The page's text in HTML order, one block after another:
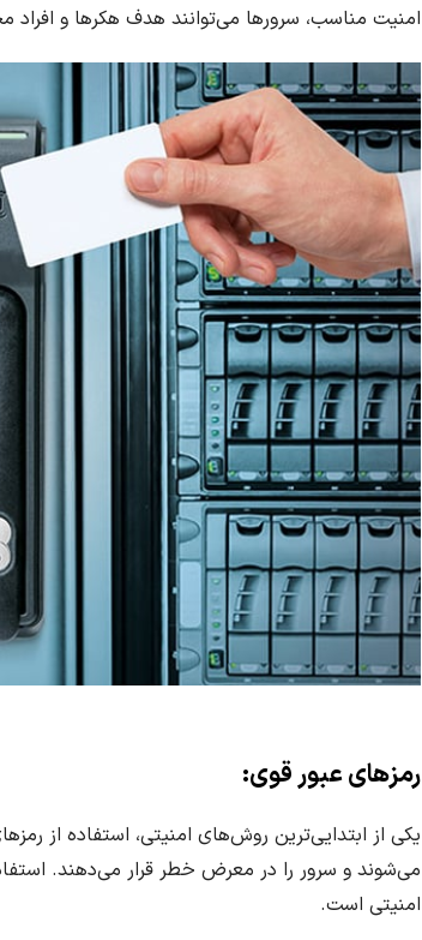
امنیت مناسب، سرورها می‌توانند هدف هکرها و افراد
رمزهای عبور قوی:
یکی از ابتدایی‌ترین روش‌های امنیتی، استفاده از
می‌شوند و سرور را در معرض خطر قرار می‌دهند.
امنیتی است.